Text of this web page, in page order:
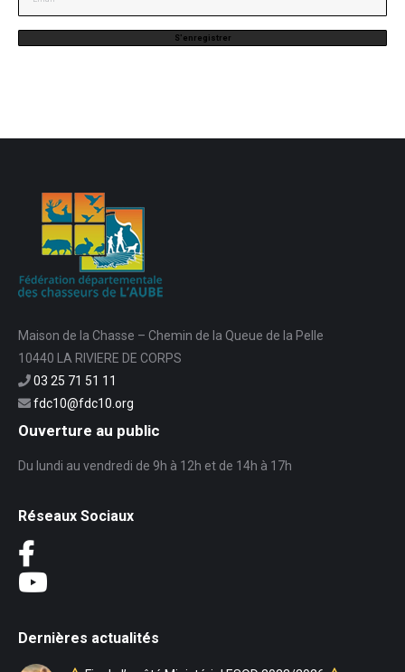
Maison de la Chasse – Chemin de la Queue de la Pelle
10440 LA RIVIERE DE CORPS
03 25 71 51 11
fdc10@fdc10.org
Ouverture au public
Du lundi au vendredi de 9h à 12h et de 14h à 17h
Réseaux Sociaux
Dernières actualités